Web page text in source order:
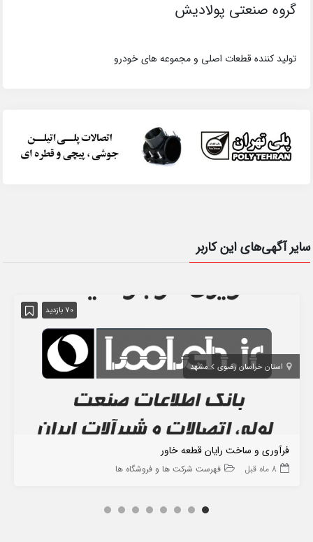
گروه صنعتی پولادیش
تولید کننده قطعات اصلی و مجموعه های خودرو
سایر آگهی‌های این کاربر
70 بازدید
استان خراسان رضوی مشهد
فرآوری و ساخت رایان قطعه خاور
8 ماه قبل فهرست شرکت ها و فروشگاه ها